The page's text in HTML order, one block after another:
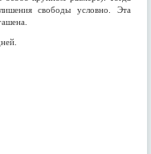
свободы условно. Эта